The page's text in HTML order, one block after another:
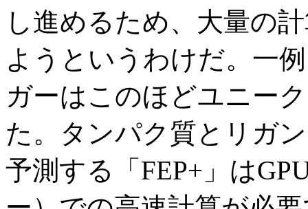
し進めるため、大量の
ようというわけだ。一
ガーはこのほどユニー
た。タンパク質とリガ
予測する「FEP+」は